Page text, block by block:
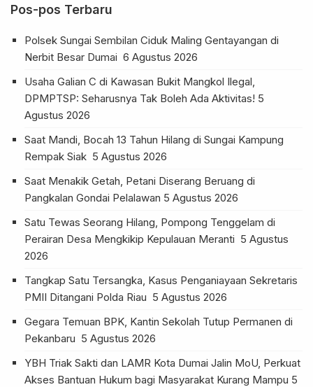
Pos-pos Terbaru
Polsek Sungai Sembilan Ciduk Maling Gentayangan di
Nerbit Besar Dumai 6 Agustus 2026
Usaha Galian C di Kawasan Bukit Mangkol Ilegal,
DPMPTSP: Seharusnya Tak Boleh Ada Aktivitas! 5
Agustus 2026
Saat Mandi, Bocah 13 Tahun Hilang di Sungai Kampung
Rempak Siak 5 Agustus 2026
Saat Menakik Getah, Petani Diserang Beruang di
Pangkalan Gondai Pelalawan 5 Agustus 2026
Satu Tewas Seorang Hilang, Pompong Tenggelam di
Perairan Desa Mengkikip Kepulauan Meranti 5 Agustus
2026
Tangkap Satu Tersangka, Kasus Penganiayaan Sekretaris
PMII Ditangani Polda Riau 5 Agustus 2026
Gegara Temuan BPK, Kantin Sekolah Tutup Permanen di
Pekanbaru 5 Agustus 2026
YBH Triak Sakti dan LAMR Kota Dumai Jalin MoU, Perkuat
Akses Bantuan Hukum bagi Masyarakat Kurang Mampu 5